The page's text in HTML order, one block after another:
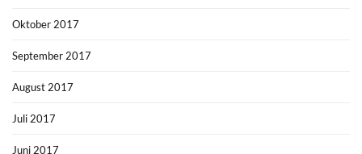
Oktober 2017
September 2017
August 2017
Juli 2017
Juni 2017